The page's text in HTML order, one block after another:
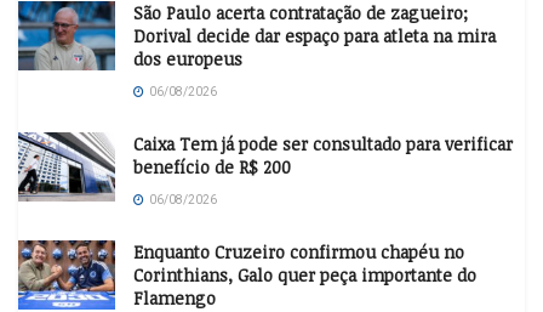
São Paulo acerta contratação de zagueiro;
Dorival decide dar espaço para atleta na mira
dos europeus
06/08/2026
Caixa Tem já pode ser consultado para verificar
benefício de R$ 200
06/08/2026
Enquanto Cruzeiro confirmou chapéu no
Corinthians, Galo quer peça importante do
Flamengo